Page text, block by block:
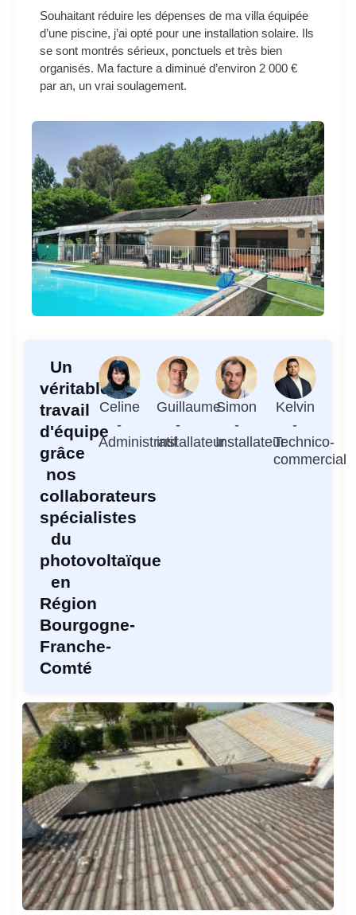
Souhaitant réduire les dépenses de ma villa équipée
d’une piscine, j’ai opté pour une installation solaire. Ils
se sont montrés sérieux, ponctuels et très bien
organisés. Ma facture a diminué d’environ 2 000 €
par an, un vrai soulagement.
Un
véritable
travail
d'équipe
grâce
nos
collaborateurs
spécialistes
du
photovoltaïque
en
Région
Bourgogne-
Franche-
Comté
Celine
-
Administratif
Guillaume
-
installateur
Simon
-
Installateur
Kelvin
-
Technico-
commercial